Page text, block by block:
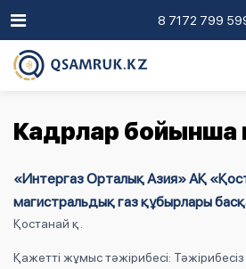
8 7172 799
Кадрлар бойынша
«Интергаз Орталық Азия» АҚ
магистральдық газ құбырлары
Қостанай қ.
Қажетті жұмыс тәжірибесі: Тәжірибесіз